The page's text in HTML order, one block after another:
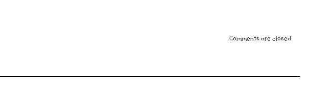
Comments are closed.